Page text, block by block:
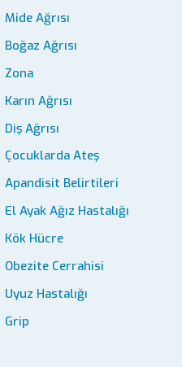
Mide Ağrısı
Boğaz Ağrısı
Zona
Karın Ağrısı
Diş Ağrısı
Çocuklarda Ateş
Apandisit Belirtileri
El Ayak Ağız Hastalığı
Kök Hücre
Obezite Cerrahisi
Uyuz Hastalığı
Grip